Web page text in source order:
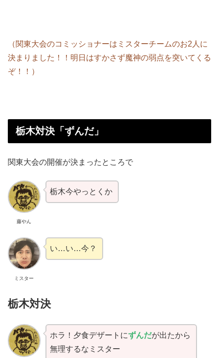
（関東大会のコミッショナーはミスターチームのお2人に
決まりました！！明日はすかさず魔神の弱点を突いてくる
ぞ！！）
栃木対決「ずんだ」
関東大会の開催が決まったところで
藤やん
栃木今やっとくか
ミスター
い…い…今？
栃木対決
ホラ！夕食デザートにずんだが出たから
無理するなミスター